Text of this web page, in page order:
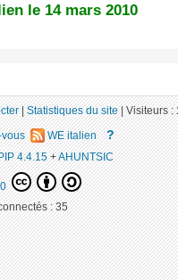
le 14 mars 2010
|Statistiques du site|Visiteurs :
vous WE italien ?
4.4.15+AHUNTSIC
:35